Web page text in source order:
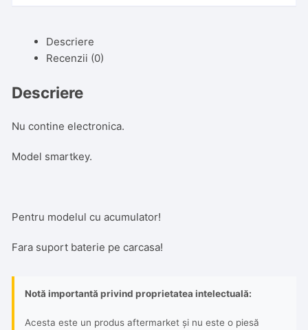
Model
cu
aftermarket
Descriere
Recenzii (0)
Descriere
Nu contine electronica.
Model smartkey.
Pentru modelul cu acumulator!
Fara suport baterie pe carcasa!
Notă importantă privind proprietatea intelectuală:
Acesta este un produs aftermarket și nu este o piesă